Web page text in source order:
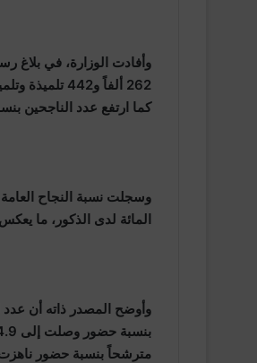
وأفادت الوزارة، في بلاغ
كما ارتفع عدد الناجحين بنسبة 5 في المائة مقارنة بسنة
المائة لدى الذكور، ما
مترشحاً بنسبة حضور ناهزت 55.2 في المائة، فيما استقرت نسبة النجاح في صفوفهم عند 37.4 في